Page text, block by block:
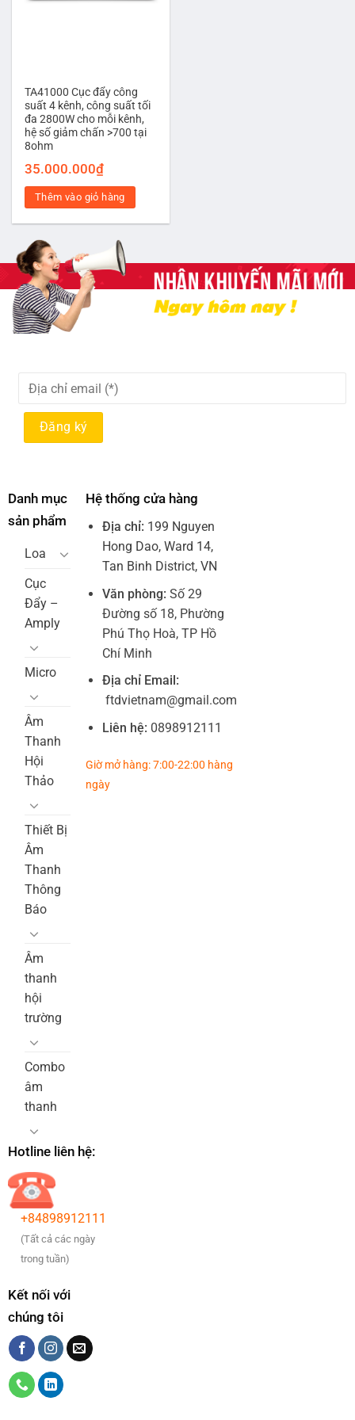
TA41000 Cục đẩy công
suất 4 kênh, công suất tối
đa 2800W cho mỗi kênh,
hệ số giảm chấn >700 tại
8ohm
35.000.000₫
Thêm vào giỏ hàng
Danh mục
sản phẩm
Loa
Cục
Đẩy –
Amply
Micro
Âm
Thanh
Hội
Thảo
Thiết Bị
Âm
Thanh
Thông
Báo
Âm
thanh
hội
trường
Combo
âm
thanh
Hệ thống cửa hàng
Địa chỉ: 199 Nguyen
Hong Dao, Ward 14,
Tan Binh District, VN
Văn phòng: Số 29
Đường số 18, Phường
Phú Thọ Hoà, TP Hồ
Chí Minh
Địa chỉ Email:
ftdvietnam@gmail.com
Liên hệ: 0898912111
Giờ mở hàng: 7:00-22:00 hàng
ngày
Hotline liên hệ:
+84898912111
(Tất cả các ngày
trong tuần)
Kết nối với
chúng tôi